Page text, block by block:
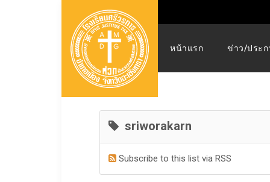
หน้าแรก ข่าว/ประก
sriworakarn
Subscribe to this list via RSS